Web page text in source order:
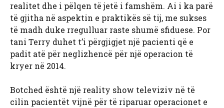
realitet dhe i pëlqen të jetë i famshëm. Ai i ka parë
të gjitha në aspektin e praktikës së tij, me sukses
të madh duke rregulluar raste shumë sfiduese. Por
tani Terry duhet t’i përgjigjet një pacienti që e
padit atë për neglizhencë për një operacion të
kryer në 2014.
Botched është një reality show televiziv në të
cilin pacientët vijnë për të riparuar operacionet e